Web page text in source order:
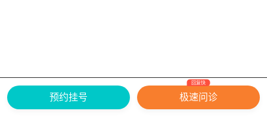
网上有害信息举报专区
关于我们
Copyright ©
2026 中华康网 版权所有
预约挂号 极速问诊
回复快